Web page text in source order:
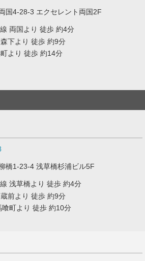
国4-28-3 エクセレント両国2F
両国より 徒歩 約4分
下より 徒歩 約9分
より 徒歩 約14分
橋1-23-4 浅草橋杉浦ビル5F
浅草橋より 徒歩 約4分
前より 徒歩 約9分
町より 徒歩 約10分